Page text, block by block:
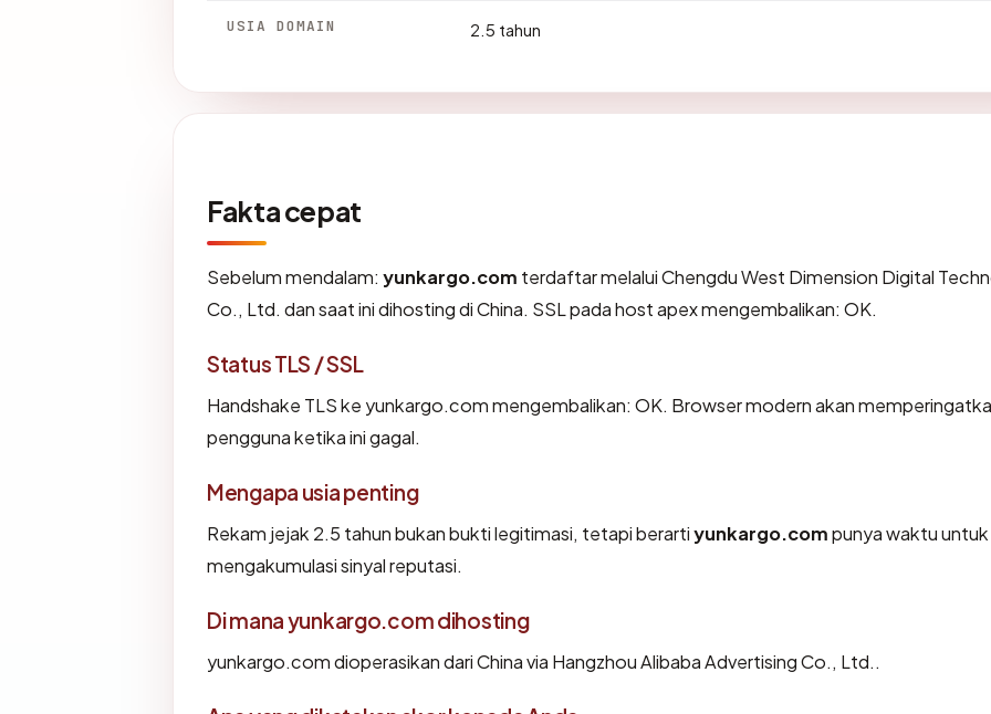
USIA DOMAIN 2.5 tahun
Fakta cepat
Sebelum mendalam: yunkargo.com terdaftar melalui Chengdu West Dimension Digital
Co., Ltd. dan saat ini dihosting di China. SSL pada host apex mengembalikan: OK.
Status TLS / SSL
Handshake TLS ke yunkargo.com mengembalikan: OK. Browser modern akan
pengguna ketika ini gagal.
Mengapa usia penting
Rekam jejak 2.5 tahun bukan bukti legitimasi, tetapi berartiyunkargo.compunya waktu untuk
mengakumulasi sinyal reputasi.
Di mana yunkargo.com dihosting
yunkargo.com dioperasikan dari China via Hangzhou Alibaba Advertising Co., Ltd..